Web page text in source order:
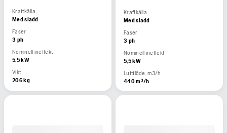
Kraftkälla
Med sladd
Faser
3 ph
Nominell ineffekt
5,5 kW
Vikt
206 kg
Kraftkälla
Med sladd
Faser
3 ph
Nominell ineffekt
5,5 kW
Luftflöde, m3/h
440 m³/h